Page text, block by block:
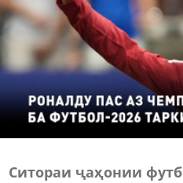
Ситораи ҷаҳонии